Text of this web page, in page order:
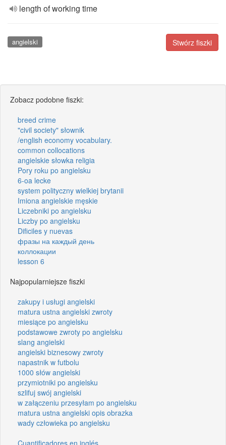
length of working time
Stwórz fiszki
angielski
Zobacz podobne fiszki:
breed crime
"civil society" słownik
/english economy vocabulary.
common collocations
angielskie słowka religia
Pory roku po angielsku
6-oa lecke
system polityczny wielkiej brytanii
Imiona angielskie męskie
Liczebniki po angielsku
Liczby po angielsku
Dificiles y nuevas
фразы на каждый день
коллокации
lesson 6
Najpopularniejsze fiszki
zakupy i usługi angielski
matura ustna angielski zwroty
miesiące po angielsku
podstawowe zwroty po angielsku
slang angielski
angielski biznesowy zwroty
napastnik w futbolu
1000 słów angielski
przymiotniki po angielsku
szlifuj swój angielski
w załączeniu przesyłam po angielsku
matura ustna angielski opis obrazka
wady człowieka po angielsku
Cuantificadores en inglés